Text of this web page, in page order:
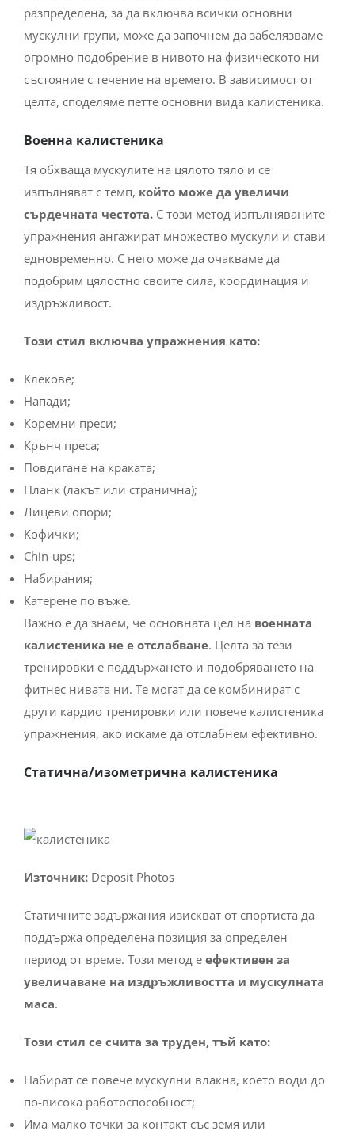
разпределена, за да включва всички основни
мускулни групи, може да започнем да забелязваме
огромно подобрение в нивото на физическото ни
състояние с течение на времето. В зависимост от
целта, споделяме петте основни вида калистеника.
Военна калистеника
Тя обхваща мускулите на цялото тяло и се
изпълняват с темп, който може да увеличи
сърдечната честота.С този метод изпълняваните
упражнения ангажират множество мускули и стави
едновременно. С него може да очакваме да
подобрим цялостно своите сила, координация и
издръжливост.
Този стил включва упражнения като:
Клекове;
Напади;
Коремни преси;
Крънч преса;
Повдигане на краката;
Планк (лакът или странична);
Лицеви опори;
Кофички;
Chin-ups;
Набирания;
Катерене по въже.
Важно е да знаем, че основната цел на военната
калистеника не е отслабване. Целта за тези
тренировки е поддържането и подобряването на
фитнес нивата ни. Те могат да се комбинират с
други кардио тренировки или повече калистеника
упражнения, ако искаме да отслабнем ефективно.
Статична/изометрична калистеника
Източник:Deposit Photos
Статичните задържания изискват от спортиста да
поддържа определена позиция за определен
период от време. Този метод е ефективен за
увеличаване на издръжливостта и мускулната
маса.
Този стил се счита за труден, тъй като:
Набират се повече мускулни влакна, което води до
по-висока работоспособност;
Има малко точки за контакт със земя или